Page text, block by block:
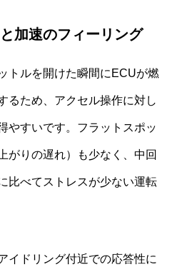
加速のフィーリング
トルを開けた瞬間にECUが燃
るため、アクセル操作に対し
やすいです。フラットスポッ
がりの遅れ）も少なく、中回
比べてストレスが少ない運転
イドリング付近での応答性に